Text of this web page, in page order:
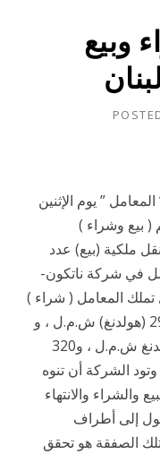
وبيع
” يوم الإثنين
أسهم ( بيع وشراء )
ملكية (بيع) عدد
في شركة ناتكون-
المعامل ( شراء )
عدد 2500 سهم في شركة أشرفية 292 (هولدنغ) ش.م.ل ، و
400 سهم في شركة سبيرز 1788 هولدنغ ش.م.ل ، و320
1788 ش.م.ل. وتود الشركة أن تنوه
والشراء والانتهاء
إلى أطراف
تلك الصفقة هو تحقق